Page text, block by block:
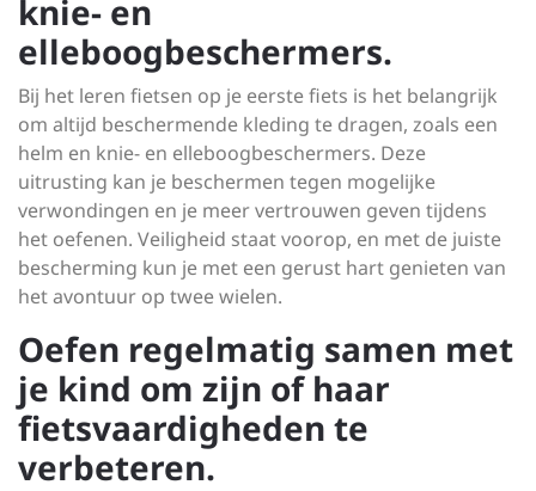
knie- en
elleboogbeschermers.
Bij het leren fietsen op je eerste fiets is het belangrijk
om altijd beschermende kleding te dragen, zoals een
helm en knie- en elleboogbeschermers. Deze
uitrusting kan je beschermen tegen mogelijke
verwondingen en je meer vertrouwen geven tijdens
het oefenen. Veiligheid staat voorop, en met de juiste
bescherming kun je met een gerust hart genieten van
het avontuur op twee wielen.
Oefen regelmatig samen met
je kind om zijn of haar
fietsvaardigheden te
verbeteren.